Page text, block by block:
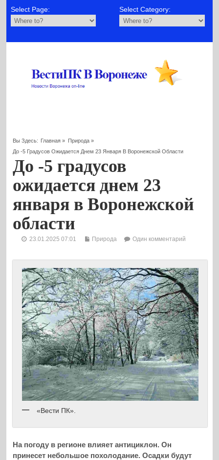
Select Page: Select Category:
Вы Здесь: Главная » Природа»
До -5 Градусов Ожидается Днем 23 Января В Воронежской Области
До -5 градусов
ожидается днем 23
января в Воронежской
области
23.01.2025 07:01 Природа Один комментарий
«Вести ПК».
На погоду в регионе влияет антициклон. Он
принесет небольшое похолодание. Осадки будут